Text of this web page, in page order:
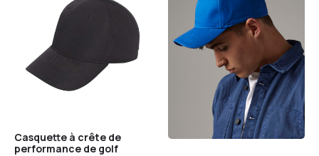
Casquette à crête de
performance de golf